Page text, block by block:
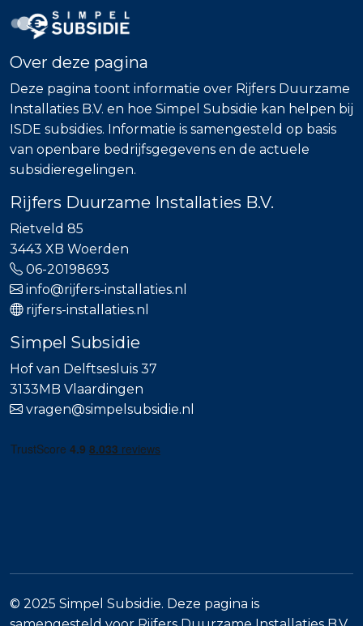
Over deze pagina
Deze pagina toont informatie over Rijfers Duurzame
Installaties B.V. en hoe Simpel Subsidie kan helpen bij
ISDE subsidies. Informatie is samengesteld op basis
van openbare bedrijfsgegevens en de actuele
subsidieregelingen.
Rijfers Duurzame Installaties B.V.
Rietveld 85
3443 XB Woerden
06-20198693
info@rijfers-installaties.nl
rijfers-installaties.nl
Simpel Subsidie
Hof van Delftsesluis 37
3133MB Vlaardingen
vragen@simpelsubsidie.nl
© 2025 Simpel Subsidie. Deze pagina is